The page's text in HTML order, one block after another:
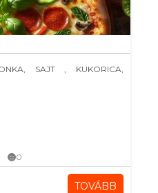
SAJT , KUKORICA,
0
TOVÁBB